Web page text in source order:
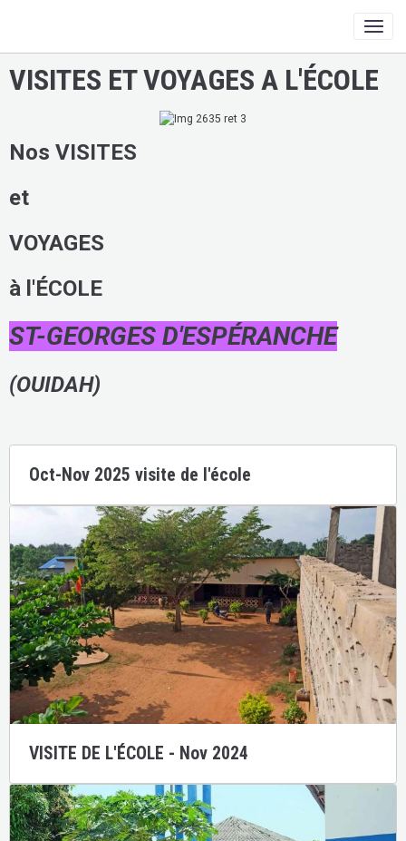
VISITES ET VOYAGES A L'ÉCOLE
Nos VISITES
et
VOYAGES
à l'ÉCOLE
ST-GEORGES D'ESPÉRANCHE
(OUIDAH)
Oct-Nov 2025 visite de l'école
VISITE DE L'ÉCOLE - Nov 2024